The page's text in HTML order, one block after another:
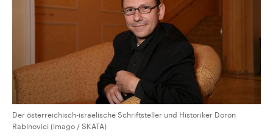
Der österreichisch-israelische Schriftsteller und Historiker Doron
Rabinovici (imago / SKATA)